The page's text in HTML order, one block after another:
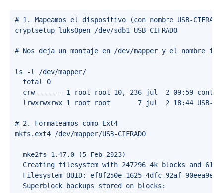
# 1. Mapeamos el dispositivo (con nombre USB-
cryptsetup luksOpen /dev/sdb1 USB-CIFRADO
# Nos deja un montaje en /dev/mapper y el nombre
ls -l /dev/mapper/
  total 0
crw------- 1 root root 10, 236 jul  2 09:59
lrwxrwxrwx 1 root root       7 jul  2 18:44 USB-
# 2. Formateamos como Ext4
mkfs.ext4 /dev/mapper/USB-CIFRADO
  mke2fs 1.47.0 (5-Feb-2023)
Creating filesystem with 247296 4k blocks and
Filesystem UUID: ef8f250e-1625-4dfc-92af-
  Superblock backups stored on blocks: